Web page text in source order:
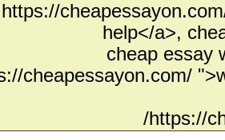
https://
help</a>,
cheap essay
cheapessayon.com/
https://